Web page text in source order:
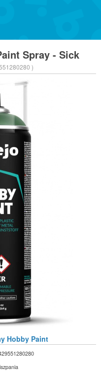
Spray - Sick
)
Hobby Paint